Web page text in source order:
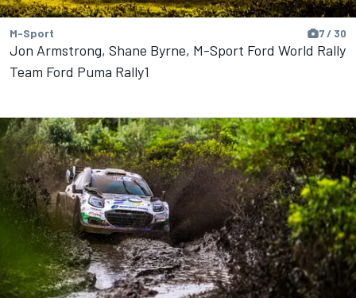
M-Sport 7 / 30
Jon Armstrong, Shane Byrne, M-Sport Ford World Rally
Team Ford Puma Rally1